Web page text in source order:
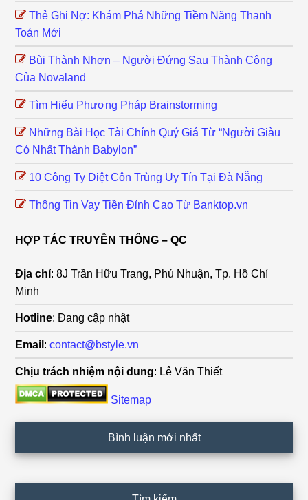
Thẻ Ghi Nợ: Khám Phá Những Tiềm Năng Thanh
Toán Mới
Bùi Thành Nhơn – Người Đứng Sau Thành Công
Của Novaland
Tìm Hiểu Phương Pháp Brainstorming
Những Bài Học Tài Chính Quý Giá Từ “Người Giàu
Có Nhất Thành Babylon”
10 Công Ty Diệt Côn Trùng Uy Tín Tại Đà Nẵng
Thông Tin Vay Tiền Đỉnh Cao Từ Banktop.vn
HỢP TÁC TRUYỀN THÔNG – QC
Địa chỉ: 8J Trần Hữu Trang, Phú Nhuận, Tp. Hồ Chí
Minh
Hotline: Đang cập nhật
Email :contact@bstyle.vn
Chịu trách nhiệm nội dung: Lê Văn Thiết
Sitemap
Bình luận mới nhất